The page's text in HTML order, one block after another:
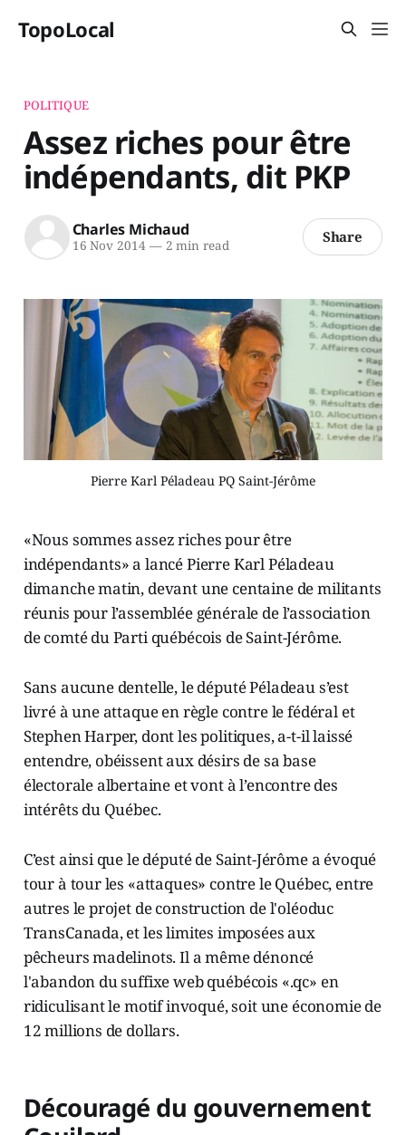
TopoLocal
POLITIQUE
Assez riches pour être
indépendants, dit PKP
Charles Michaud
16 Nov 2014 —2 min read Share
Pierre Karl Péladeau PQ Saint-Jérôme
«Nous sommes assez riches pour être
indépendants» a lancé Pierre Karl Péladeau
dimanche matin, devant une centaine de militants
réunis pour l’assemblée générale de l’association
de comté du Parti québécois de Saint-Jérôme.
Sans aucune dentelle, le député Péladeau s’est
livré à une attaque en règle contre le fédéral et
Stephen Harper, dont les politiques, a-t-il laissé
entendre, obéissent aux désirs de sa base
électorale albertaine et vont à l’encontre des
intérêts du Québec.
C’est ainsi que le député de Saint-Jérôme a évoqué
tour à tour les «attaques» contre le Québec, entre
autres le projet de construction de l'oléoduc
TransCanada, et les limites imposées aux
pêcheurs madelinots. Il a même dénoncé
l'abandon du suffixe web québécois «.qc» en
ridiculisant le motif invoqué, soit une économie de
12 millions de dollars.
Découragé du gouvernement